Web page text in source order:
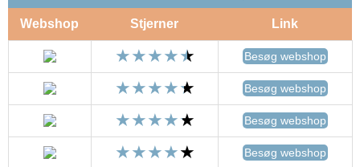
Webshop Stjerner Link
Besøg webshop
Besøg webshop
Besøg webshop
Besøg webshop